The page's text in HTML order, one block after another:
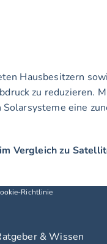
Hausbesitzern
zu reduzieren.
eine
Vergleich zu
Richtlinie
& Wissen